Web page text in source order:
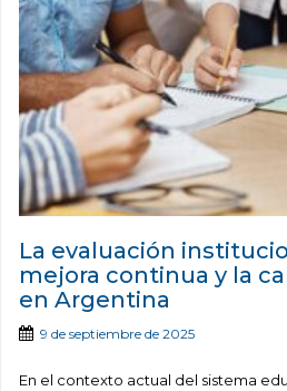
La evaluación
mejora continua y la
en Argentina
9 de septiembre de 2025
En el contexto actual del sistema